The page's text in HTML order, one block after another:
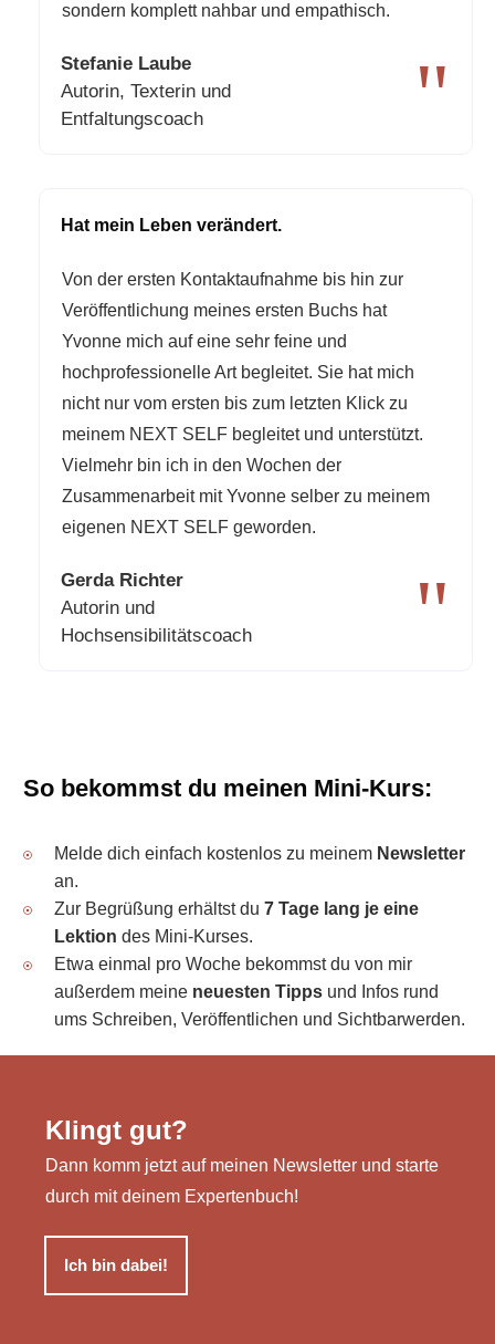
sondern komplett nahbar und empathisch.
Stefanie Laube
Autorin, Texterin und
Entfaltungscoach
"
Hat mein Leben verändert.
Von der ersten Kontaktaufnahme bis hin zur
Veröffentlichung meines ersten Buchs hat
Yvonne mich auf eine sehr feine und
hochprofessionelle Art begleitet. Sie hat mich
nicht nur vom ersten bis zum letzten Klick zu
meinem NEXT SELF begleitet und unterstützt.
Vielmehr bin ich in den Wochen der
Zusammenarbeit mit Yvonne selber zu meinem
eigenen NEXT SELF geworden.
Gerda Richter
Autorin und
Hochsensibilitätscoach
"
So bekommst du meinen Mini-Kurs:
Melde dich einfach kostenlos zu meinem Newsletter
an.
Zur Begrüßung erhältst du 7 Tage lang je eine
Lektion des Mini-Kurses.
Etwa einmal pro Woche bekommst du von mir
außerdem meine neuesten Tipps und Infos rund
ums Schreiben, Veröffentlichen und Sichtbarwerden.
Klingt gut?
Dann komm jetzt auf meinen Newsletter und starte
durch mit deinem Expertenbuch!
Ich bin dabei!